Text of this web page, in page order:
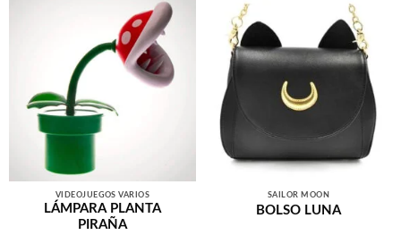
VIDEOJUEGOS VARIOS
LÁMPARA PLANTA
PIRAÑA
SAILOR MOON
BOLSO LUNA